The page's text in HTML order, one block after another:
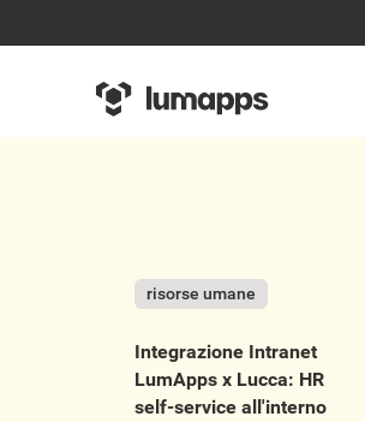
risorse umane
Integrazione Intranet
LumApps x Lucca: HR
self-service all'interno